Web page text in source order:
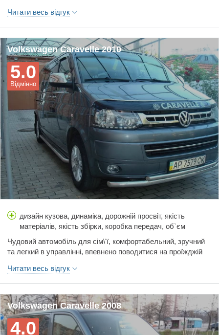
AUX, MDI, приладова панель MAF+. В автомобілі немає
жодної кнопки, яка не працює. Довга база LONG.дозволяє
вільно перевозити 8 пасажирів та їхній багаж. Чудовий
вигляд і прекрасне відчуття їзди.
Читати весь відгук
Volkswagen Caravelle 2010
Відмінно
5.0
дизайн кузова, динаміка, дорожній просвіт, якість
матеріалів, якість збірки, коробка передач, об`єм
керованість, ціна, шумоізоляція
Чудовий автомобіль для сім\'ї, комфортабельний, зручний
та легкий в управлінні, впевнено поводитися на проїжджій
Читати весь відгук
Volkswagen Caravelle 2008
4.0